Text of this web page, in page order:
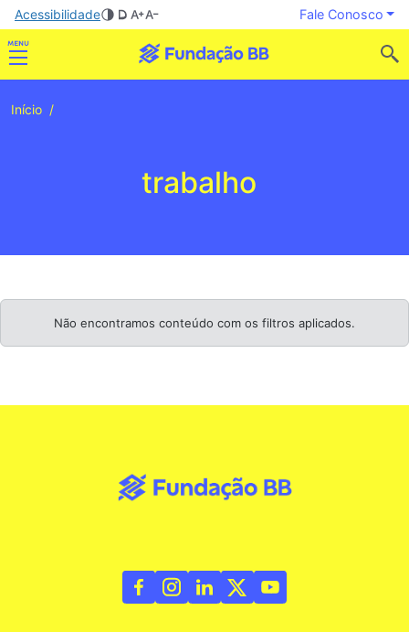
Acessibilidade Fale Conosco
Início
trabalho
Não encontramos conteúdo com os filtros aplicados.